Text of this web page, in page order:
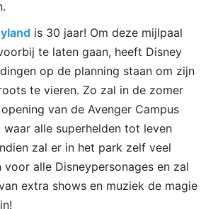
is 30 jaar! Om deze mijlpaal
te laten gaan, heeft Disney
op de planning staan om zijn
te vieren. Zo zal in de zomer
van de Avenger Campus
waar alle superhelden tot leven
zal er in het park zelf veel
voor alle Disneypersonages en zal
extra shows en muziek de magie